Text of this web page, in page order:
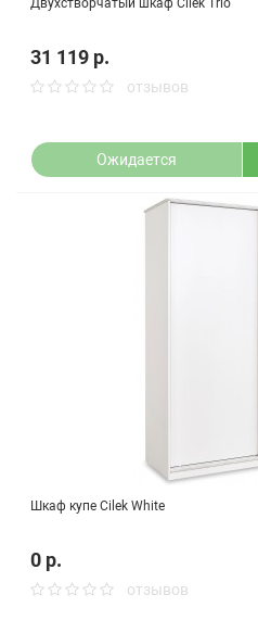
Двухстворчатый шкаф Cilek Trio
31 119 р.
отзывов
Ожидается
Шкаф купе Cilek White
0 р.
отзывов